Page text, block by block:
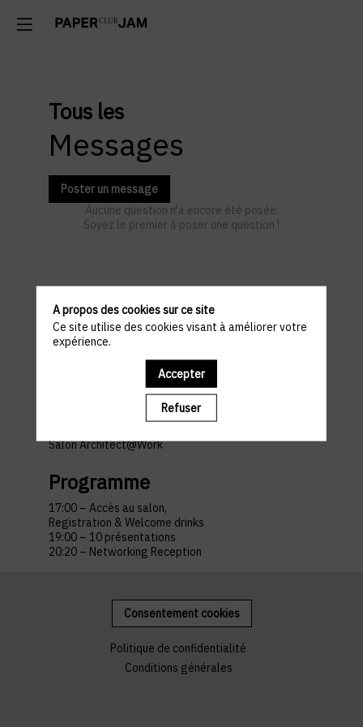
Tous les
Messages
Poster un message
Aucune question n'a encore été posée.
Soyez le premier à poser une question !
Informations
pratiques
Horaires et lieu
Salon Architect@Work
Programme
17:00 – Accès au salon,
Registration & Welcome drinks
19:00 – 10 présentations
20:20 – Networking Reception
Consentement cookies
Politique de confidentialité
Conditions générales
A propos des cookies sur ce site
Ce site utilise des cookies visant à améliorer votre
expérience.
Accepter
Refuser